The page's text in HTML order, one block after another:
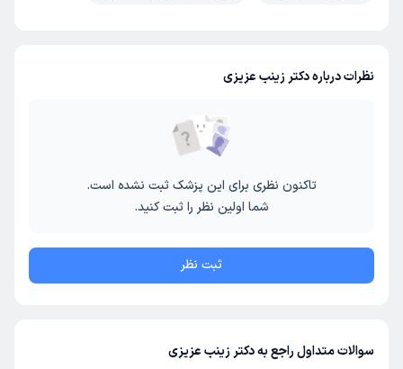
نظرات درباره دکتر زینب عزیزی
تاکنون نظری برای این پزشک ثبت نشده است.
شما اولین نظر را ثبت کنید.
ثبت نظر
سوالات متداول راجع به دکتر زینب عزیزی